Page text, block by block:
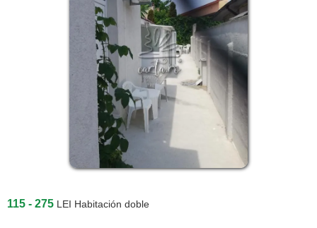
115 - 275 LEI Habitación doble